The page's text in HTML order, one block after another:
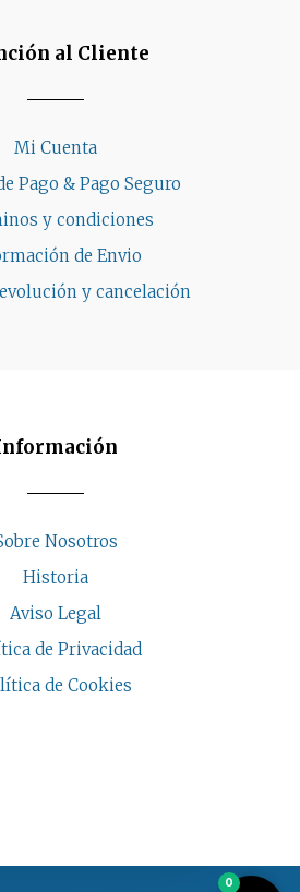
al Cliente
Mi Cuenta
Pago & Pago Seguro
y condiciones
de Envio
y cancelación
Nosotros
Historia
Aviso Legal
de Privacidad
de Cookies
0